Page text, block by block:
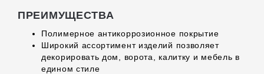
ПРЕИМУЩЕСТВА
Полимерное антикоррозионное покрытие
Широкий ассортимент изделий позволяет
декорировать дом, ворота, калитку и мебель в
едином стиле